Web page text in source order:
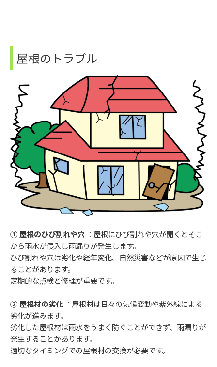
屋根のトラブル
① 屋根のひび割れや穴 ：屋根にひび割れや穴が開くとそこ
から雨水が侵入し雨漏りが発生します。
ひび割れや穴は劣化や経年変化、自然災害などが原因で生じ
ることがあります。
定期的な点検と修理が重要です。
② 屋根材の劣化：屋根材は日々の気候変動や紫外線による
劣化が進みます。
劣化した屋根材は雨水をうまく防ぐことができず、雨漏りが
発生することがあります。
適切なタイミングでの屋根材の交換が必要です。